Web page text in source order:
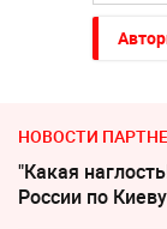
НОВОСТИ
"Какая
России по Киеву